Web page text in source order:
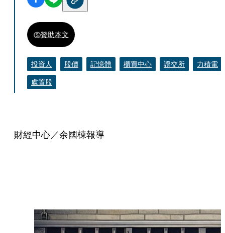
贊助本文
投資人 股價 記憶體 櫃買中心 證交所
力積電
處置股
財經中心／余國棟報導